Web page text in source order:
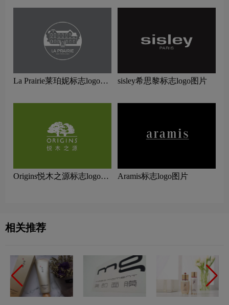
La Prairie莱珀妮标志logo图
sisley希思黎标志logo图片
Origins悦木之源标志logo图
Aramis标志logo图片
相关推荐